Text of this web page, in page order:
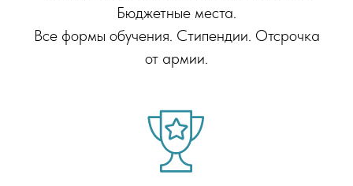
Бюджетные места.
Все формы обучения. Стипендии. Отсрочка
от армии.